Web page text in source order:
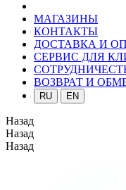
МАГАЗИНЫ
КОНТАКТЫ
ДОСТАВКА И
СЕРВИС ДЛЯ
ВОЗВРАТ И
RU EN
Назад
Назад
Назад